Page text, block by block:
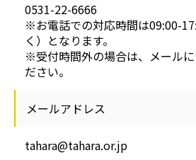
0531-22-6666
※お電話での対応時間は09:00-
く）となります。
※受付時間外の場合は、メール
ださい。
メールアドレス
tahara@tahara.or.jp